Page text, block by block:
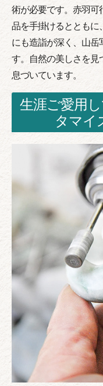
術が必要です。赤羽
品を手掛けるととも
にも造詣が深く、山岳
す。自然の美しさを見
息づいています。
生涯ご愛用
タマイ